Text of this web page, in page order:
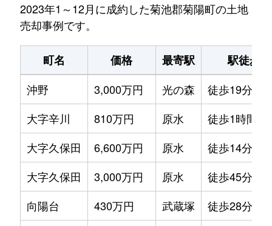
2023年1～12月に成約した菊池郡菊陽町の土地
売却事例です。
町名 価格 最寄駅
駅徒歩
沖野
3,000万円 光の森
徒歩19分
大字辛川
810万円 原水
徒歩1時間
大字久保田
6,600万円 原水
徒歩14分
大字久保田
3,000万円 原水
徒歩45分
向陽台
430万円 武蔵塚
徒歩28分